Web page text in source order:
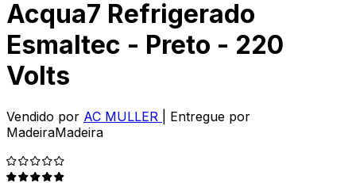
Acqua7 Refrigerado
Esmaltec - Preto - 220
Volts
Vendido por AC MULLER
| Entregue por
MadeiraMadeira